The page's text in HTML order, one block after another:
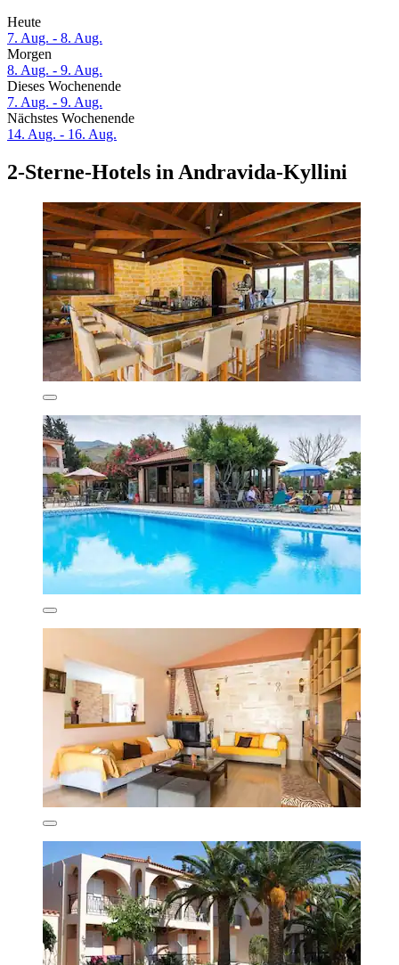
Heute
7. Aug. - 8. Aug.
Morgen
8. Aug. - 9. Aug.
Dieses Wochenende
7. Aug. - 9. Aug.
Nächstes Wochenende
14. Aug. - 16. Aug.
2-Sterne-Hotels in Andravida-Kyllini